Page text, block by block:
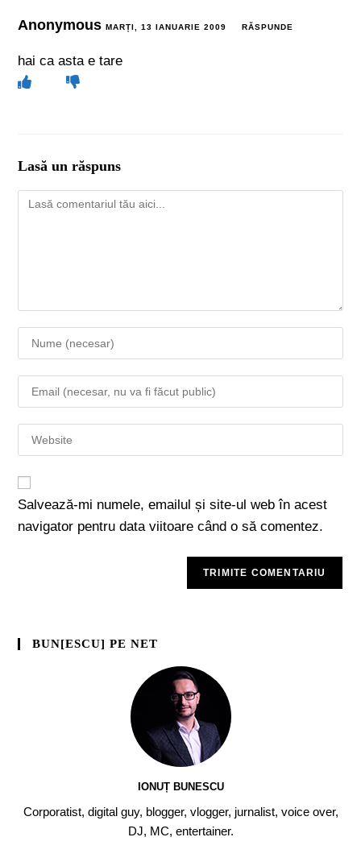
AnonymousMARȚI, 13 IANUARIE 2009 RĂSPUNDE
hai ca asta e tare
Lasă un răspuns
Salvează-mi numele, emailul și site-ul web în acest
navigator pentru data viitoare când o să comentez.
BUN[ESCU] PE NET
IONUȚ BUNESCU
Corporatist, digital guy, blogger, vlogger, jurnalist, voice over,
DJ, MC, entertainer.